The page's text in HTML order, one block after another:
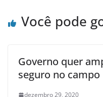
Você pode
Governo quer
seguro no campo
dezembro 29, 2020